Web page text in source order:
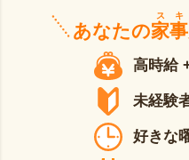
あなたの家
スキ
高時給
未経験
好きな